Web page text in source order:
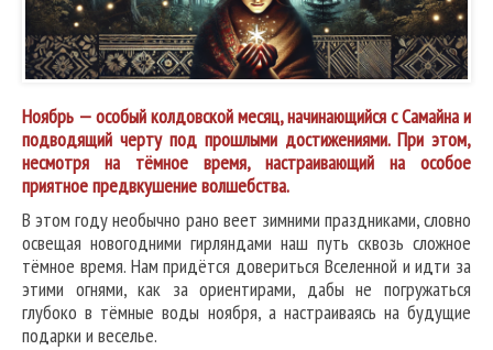
Ноябрь — особый колдовской месяц, начинающийся с Самайна и
подводящий черту под прошлыми достижениями. При этом,
несмотря на тёмное время, настраивающий на особое
приятное предвкушение волшебства.
В этом году необычно рано веет зимними праздниками, словно
освещая новогодними гирляндами наш путь сквозь сложное
тёмное время. Нам придётся довериться Вселенной и идти за
этими огнями, как за ориентирами, дабы не погружаться
глубоко в тёмные воды ноября, а настраиваясь на будущие
подарки и веселье.